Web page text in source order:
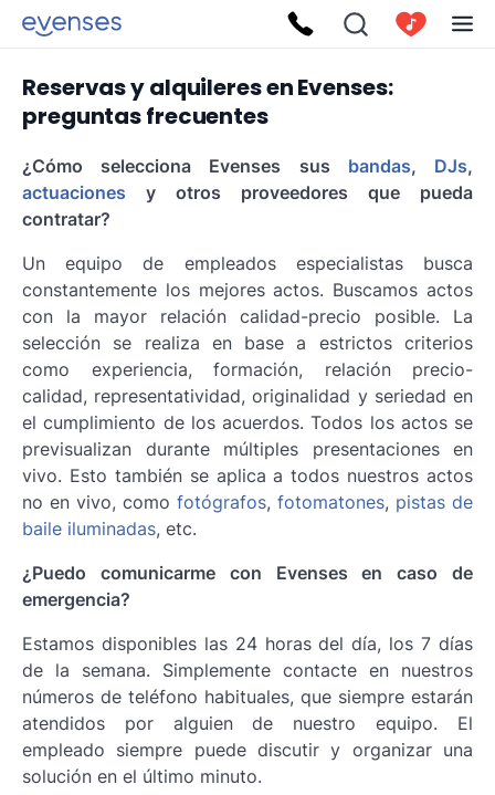
Reservas y alquileres en Evenses:
preguntas frecuentes
¿Cómo selecciona Evenses sus bandas, DJs,
actuaciones y otros proveedores que pueda
contratar?
Un equipo de empleados especialistas busca
constantemente los mejores actos. Buscamos actos
con la mayor relación calidad-precio posible. La
selección se realiza en base a estrictos criterios
como experiencia, formación, relación precio-
calidad, representatividad, originalidad y seriedad en
el cumplimiento de los acuerdos. Todos los actos se
previsualizan durante múltiples presentaciones en
vivo. Esto también se aplica a todos nuestros actos
no en vivo, como fotógrafos, fotomatones, pistas de
baile iluminadas, etc.
¿Puedo comunicarme con Evenses en caso de
emergencia?
Estamos disponibles las 24 horas del día, los 7 días
de la semana. Simplemente contacte en nuestros
números de teléfono habituales, que siempre estarán
atendidos por alguien de nuestro equipo. El
empleado siempre puede discutir y organizar una
solución en el último minuto.